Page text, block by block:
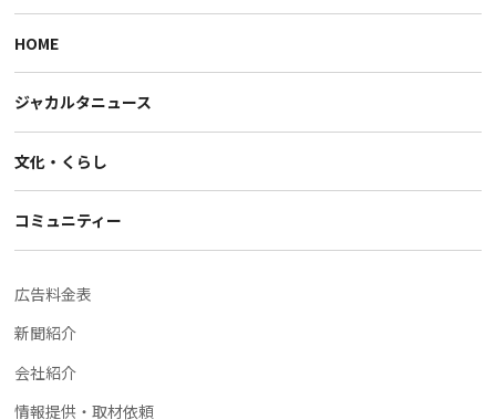
HOME
ジャカルタニュース
文化・くらし
コミュニティー
広告料金表
新聞紹介
会社紹介
情報提供・取材依頼